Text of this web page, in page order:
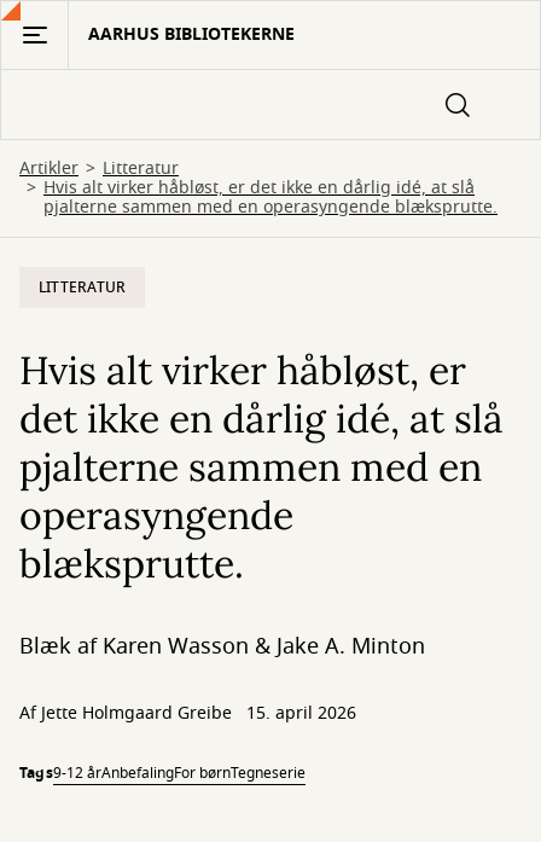
Gå
hovedindhold
AARHUS BIBLIOTEKERNE
Artikler Litteratur
Hvis alt virker håbløst, er det ikke en dårlig idé, at slå
pjalterne sammen med en operasyngende blæksprutte.
LITTERATUR
Hvis alt virker håbløst, er
det ikke en dårlig idé, at slå
pjalterne sammen med en
operasyngende
blæksprutte.
Blæk af Karen Wasson & Jake A. Minton
AfJette Holmgaard Greibe 15. april 2026
Tags9-12 årAnbefalingFor børnTegneserie